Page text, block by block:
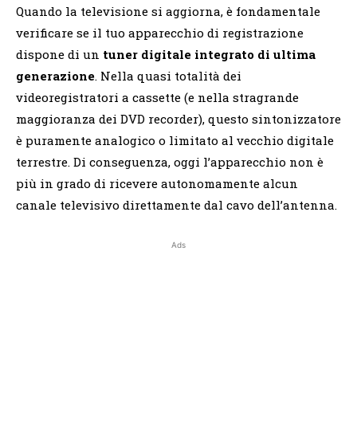
Quando la televisione si aggiorna, è fondamentale
verificare se il tuo apparecchio di registrazione
dispone di un tuner digitale integrato di ultima
generazione. Nella quasi totalità dei
videoregistratori a cassette (e nella stragrande
maggioranza dei DVD recorder), questo sintonizzatore
è puramente analogico o limitato al vecchio digitale
terrestre. Di conseguenza, oggi l’apparecchio non è
più in grado di ricevere autonomamente alcun
canale televisivo direttamente dal cavo dell’antenna.
Ads